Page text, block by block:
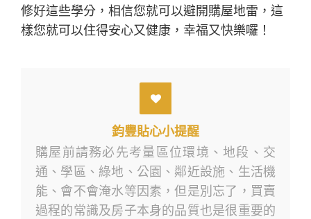
修好這些學分，相信您就可以避開購屋地雷，這
樣您就可以住得安心又健康，幸福又快樂囉！
鈞豐貼心小提醒
購屋前請務必先考量區位環境、地段、交
通、學區、綠地、公園、鄰近設施、生活機
能、會不會淹水等因素，但是別忘了，買賣
過程的常識及房子本身的品質也是很重要的